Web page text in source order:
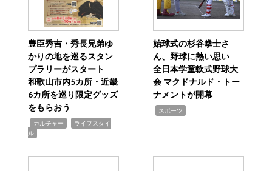
豊臣秀吉・秀長兄弟ゆ
かりの地を巡るスタン
プラリーがスタート
和歌山市内5カ所・近畿
6カ所を巡り限定グッズ
をもらおう
カルチャー
ライフスタイ
ル
始球式の杉谷拳士さ
ん、野球に熱い思い
全日本学童軟式野球大
会 マクドナルド・トー
ナメントが開幕
スポーツ